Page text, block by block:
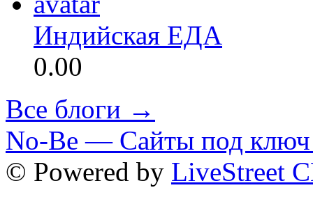
Индийская ЕДА
0.00
Все блоги →
No-Be — Сайты под ключ
© Powered by LiveStreet